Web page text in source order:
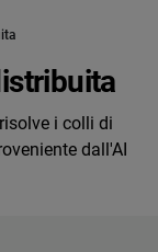
i colli di
dall'AI